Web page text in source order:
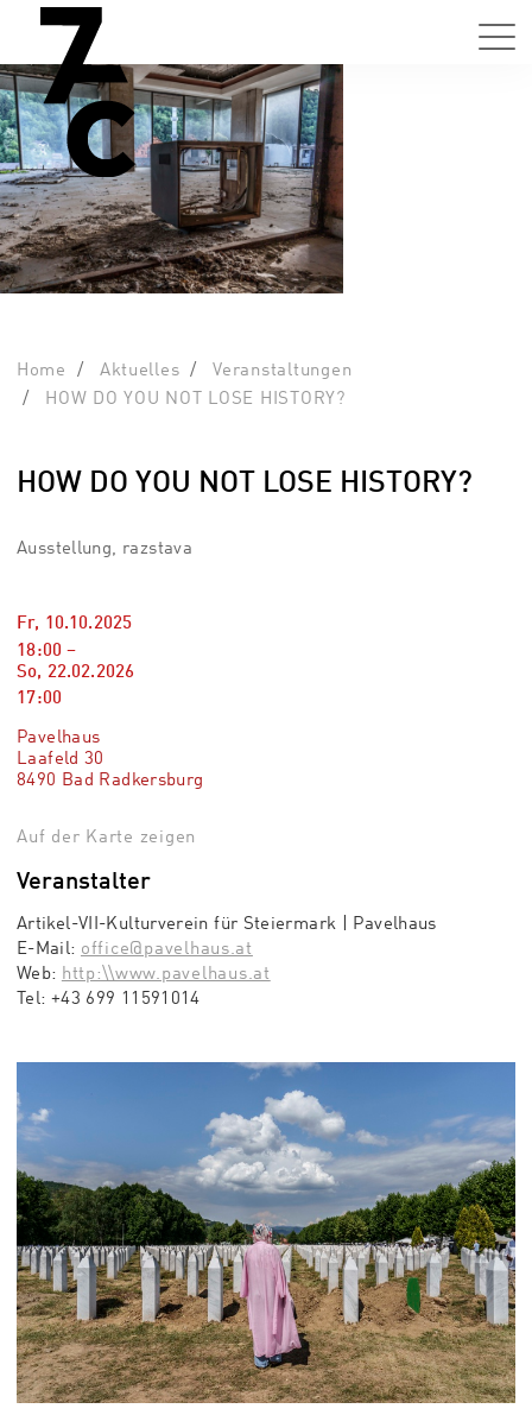
Home Aktuelles
Veranstaltungen
HOW DO YOU NOT LOSE HISTORY?
HOW DO YOU NOT LOSE HISTORY?
Ausstellung, razstava
Fr, 10.10.2025
18:00 –
So, 22.02.2026
17:00
Pavelhaus
Laafeld 30
8490 Bad Radkersburg
Auf der Karte zeigen
Veranstalter
Artikel-VII-Kulturverein für Steiermark | Pavelhaus
E-Mail: office@pavelhaus.at
Web: http:\\www.pavelhaus.at
Tel: +43 699 11591014